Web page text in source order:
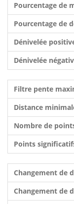
Pourcentage de
Pourcentage de
Dénivelée
Dénivelée
Filtre pente
Distance
Nombre de
Points
Changement de
Changement de